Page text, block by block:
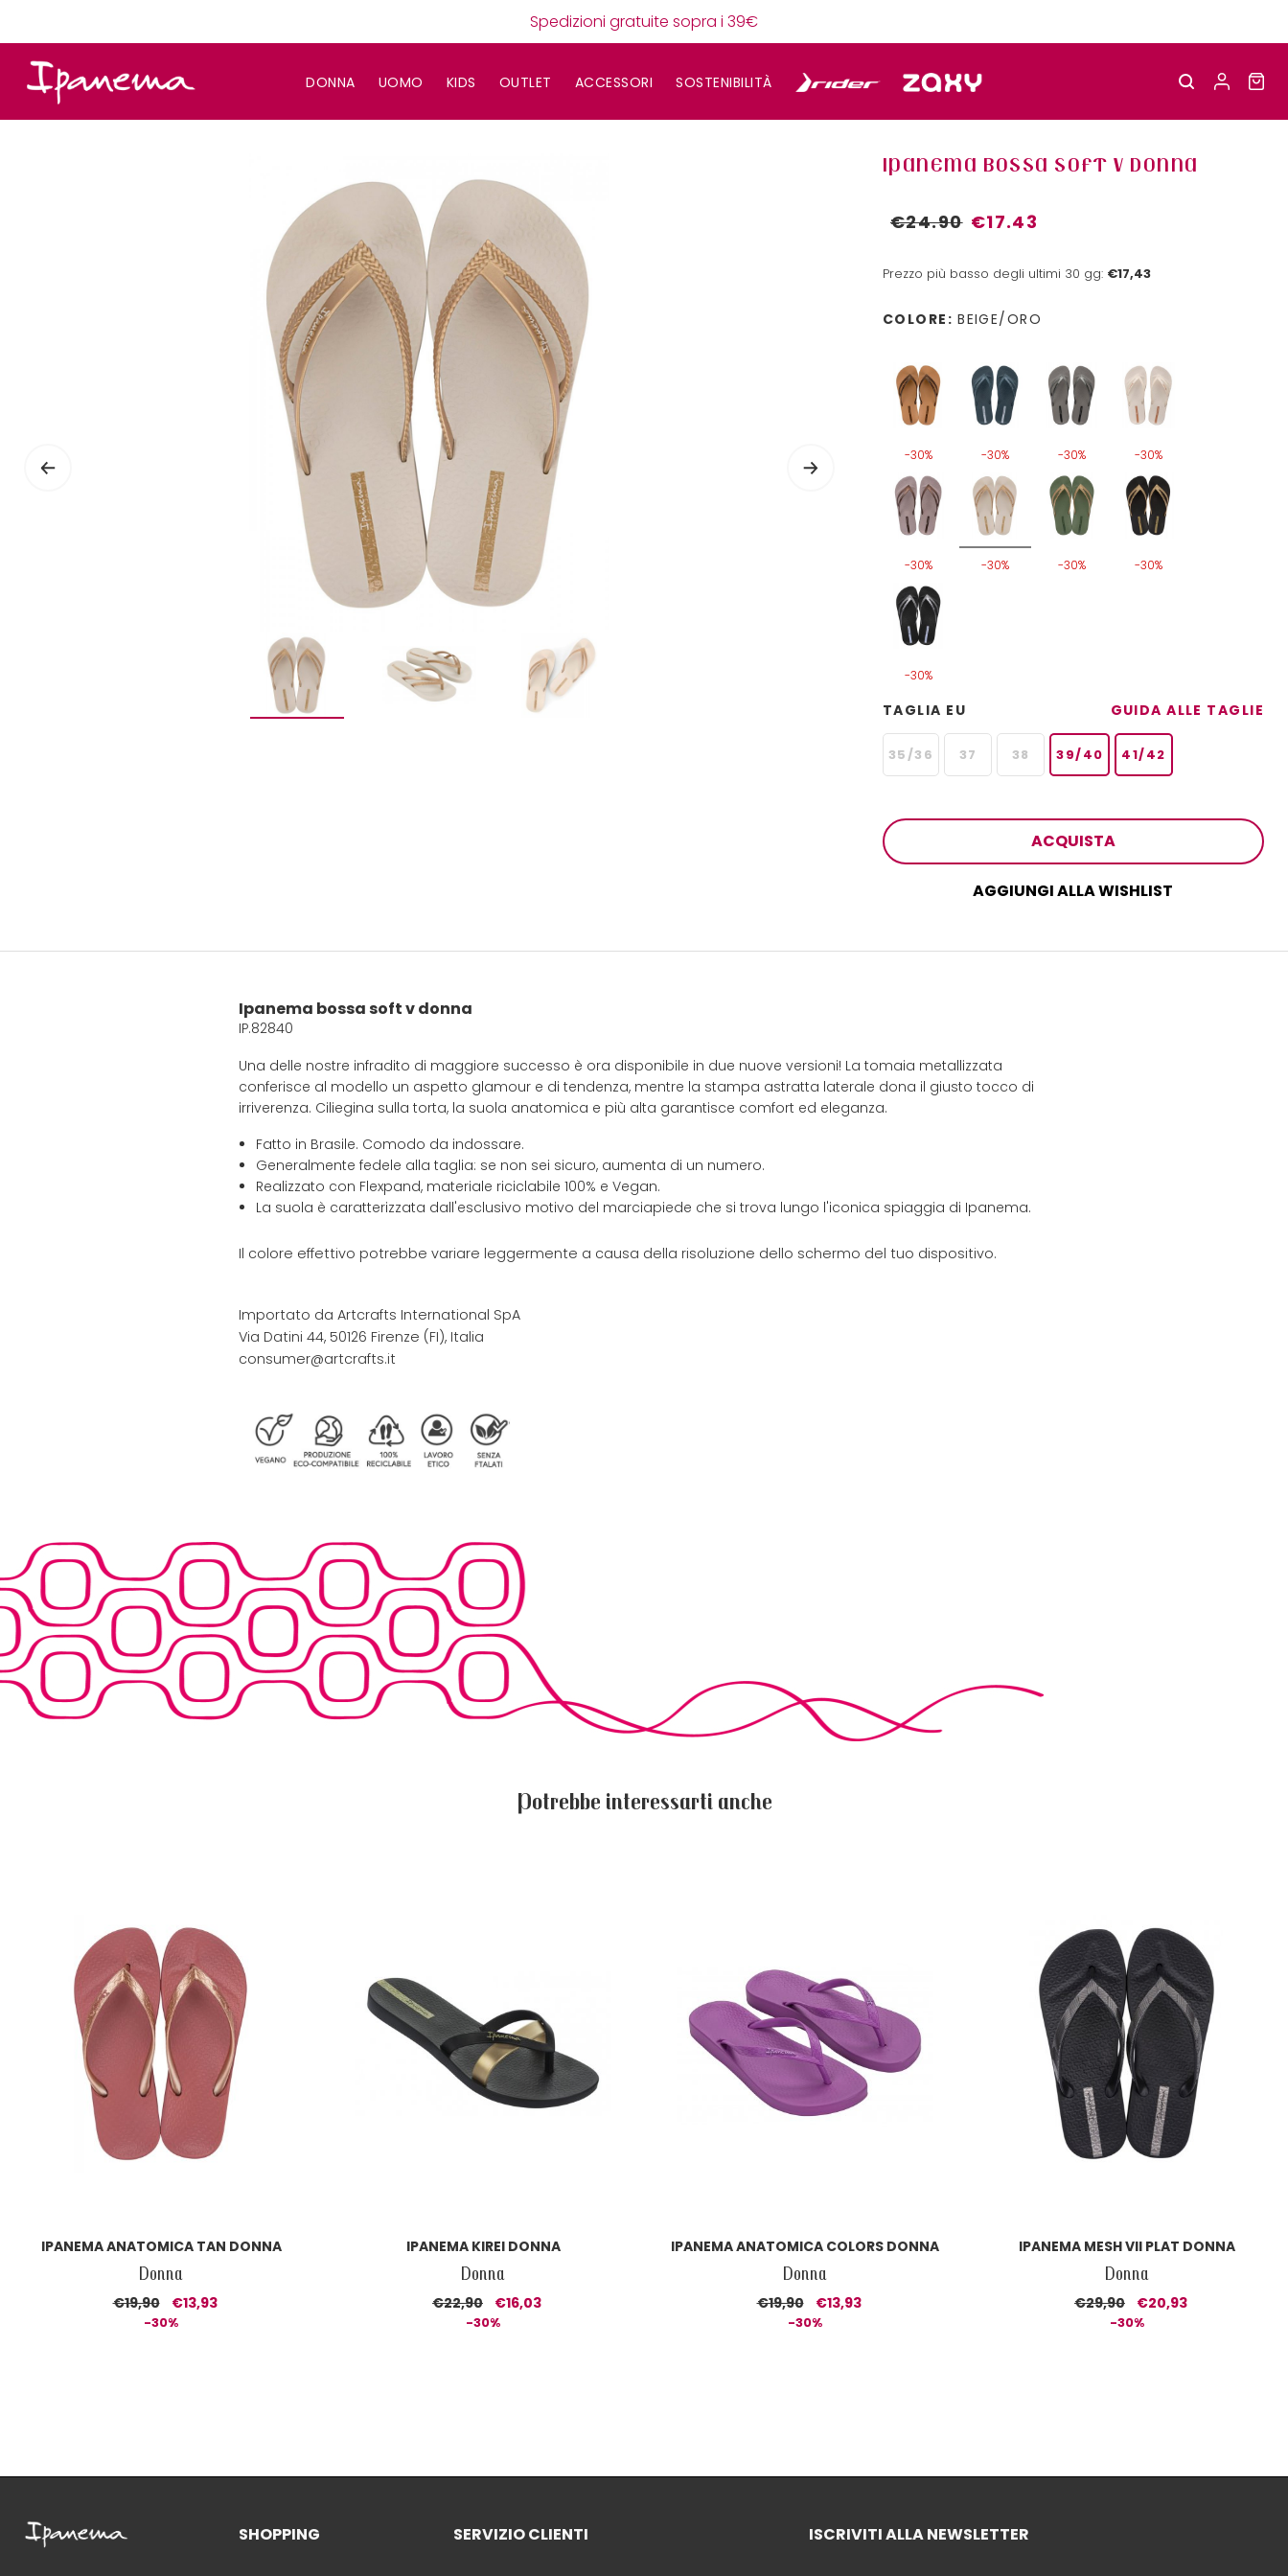
Spedizioni gratuite sopra i 39€
DONNA UOMO KIDS OUTLET ACCESSORI SOSTENIBILITÀ
IPANEMA BOSSA SOFT V DONNA
€24.90 €17.43
Prezzo più basso degli ultimi 30 gg: €17,43
COLORE: BEIGE/ORO
-30% -30% -30% -30%
-30% -30% -30% -30%
-30%
TAGLIA EU GUIDA ALLE TAGLIE
35/36 37 38 39/40 41/42
ACQUISTA
AGGIUNGI ALLA WISHLIST
Ipanema bossa soft v donna
IP.82840
Una delle nostre infradito di maggiore successo è ora disponibile in due nuove versioni! La tomaia metallizzata
conferisce al modello un aspetto glamour e di tendenza, mentre la stampa astratta laterale dona il giusto tocco di
irriverenza. Ciliegina sulla torta, la suola anatomica e più alta garantisce comfort ed eleganza.
Fatto in Brasile. Comodo da indossare.
Generalmente fedele alla taglia: se non sei sicuro, aumenta di un numero.
Realizzato con Flexpand, materiale riciclabile 100% e Vegan.
La suola è caratterizzata dall'esclusivo motivo del marciapiede che si trova lungo l'iconica spiaggia di Ipanema.
Il colore effettivo potrebbe variare leggermente a causa della risoluzione dello schermo del tuo dispositivo.
Importato da Artcrafts International SpA
Via Datini 44, 50126 Firenze (FI), Italia
consumer@artcrafts.it
Potrebbe interessarti anche
IPANEMA ANATOMICA TAN DONNA
Donna
€19,90 €13,93
-30%
IPANEMA KIREI DONNA
Donna
€22,90 €16,03
-30%
IPANEMA ANATOMICA COLORS DONNA
Donna
€19,90 €13,93
-30%
IPANEMA MESH VII PLAT DONNA
Donna
€29,90 €20,93
-30%
SHOPPING SERVIZIO CLIENTI ISCRIVITI ALLA NEWSLETTER